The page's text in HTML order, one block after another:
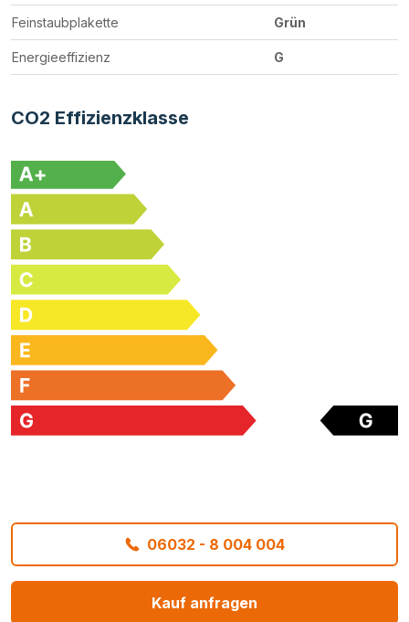
Feinstaubplakette Grün
Energieeffizienz G
CO2 Effizienzklasse
06032 - 8 004 004
Kauf anfragen